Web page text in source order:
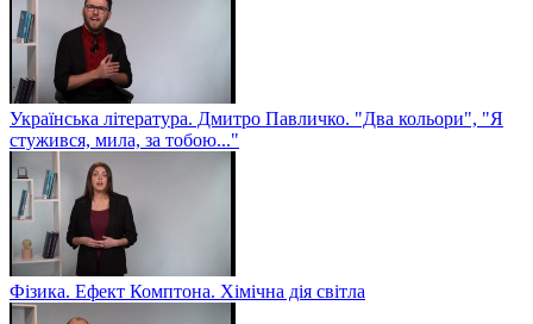
Українська література. Дмитро Павличко. "Два кольори", "Я
стужився, мила, за тобою..."
Фізика. Ефект Комптона. Хімічна дія світла